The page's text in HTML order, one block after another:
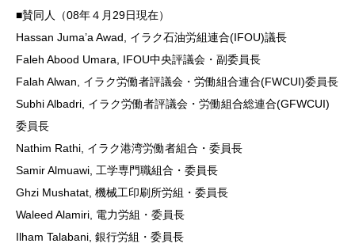
■賛同人（08年４月29日現在）
Hassan Juma’a Awad, イラク石油労組連合(IFOU)議長
Faleh Abood Umara, IFOU中央評議会・副委員長
Falah Alwan, イラク労働者評議会・労働組合連合(FWCUI)委員長
Subhi Albadri, イラク労働者評議会・労働組合総連合(GFWCUI)
委員長
Nathim Rathi, イラク港湾労働者組合・委員長
Samir Almuawi, 工学専門職組合・委員長
Ghzi Mushatat, 機械工印刷所労組・委員長
Waleed Alamiri, 電力労組・委員長
Ilham Talabani, 銀行労組・委員長